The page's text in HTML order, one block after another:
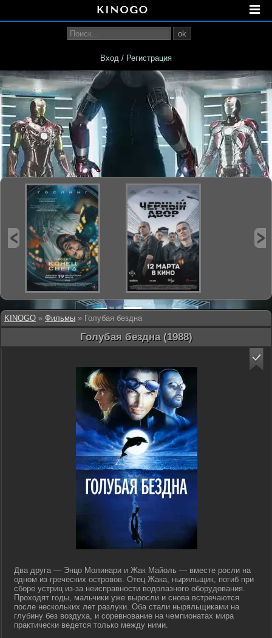
KINOGO » Фильмы » Голубая бездна
Голубая бездна (1988)
Два друга — Энцо Молинари и Жак Майоль — вместе росли на
одном из греческих островов. Отец Жака, ныряльщик, погиб при
сборе устриц из-за неисправности водолазного оборудования.
Проходят годы, мальчики уже выросли и снова встречаются
после нескольких лет разлуки. Оба стали ныряльщиками на
глубину без воздуха, и соревнование на чемпионатах мира
практически ведется только между ними.
ok
Вход / Регистрация